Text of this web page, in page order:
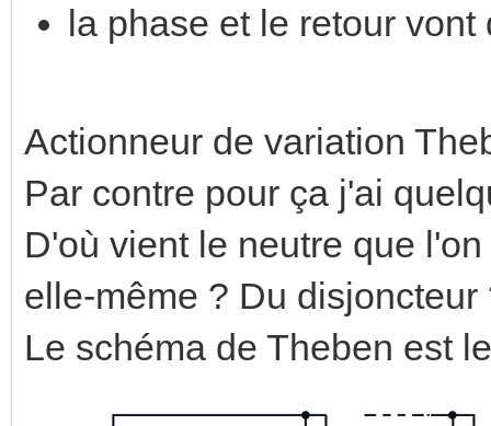
la phase et le retour
Actionneur de variation
Par contre pour ça j'ai
D'où vient le neutre que
elle-même ? Du disjoncteur
Le schéma de Theben est